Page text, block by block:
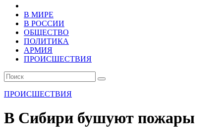
В МИРЕ
В РОССИИ
ОБЩЕСТВО
ПОЛИТИКА
АРМИЯ
ПРОИСШЕСТВИЯ
ПРОИСШЕСТВИЯ
В Сибири бушуют пожары